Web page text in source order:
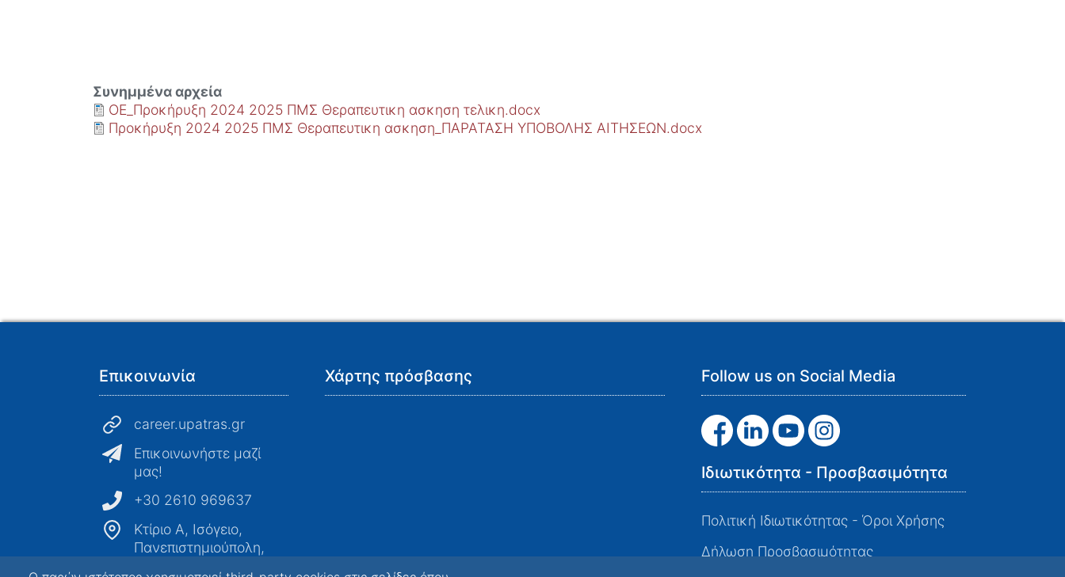
Συνημμένα αρχεία
ΟΕ_Προκήρυξη 2024 2025 ΠΜΣ Θεραπευτικη ασκηση τελικη.docx
Προκήρυξη 2024 2025 ΠΜΣ Θεραπευτικη ασκηση_ΠΑΡΑΤΑΣΗ ΥΠΟΒΟΛΗΣ ΑΙΤΗΣΕΩΝ.docx
Επικοινωνία
career.upatras.gr
Επικοινωνήστε μαζί
μας!
+30 2610 969637
Κτίριο Α, Ισόγειο,
Πανεπιστημιούπολη,
Χάρτης πρόσβασης Follow us on Social Media
Ιδιωτικότητα - Προσβασιμότητα
Πολιτική Ιδιωτικότητας - Όροι Χρήσης
Δήλωση Προσβασιμότητας